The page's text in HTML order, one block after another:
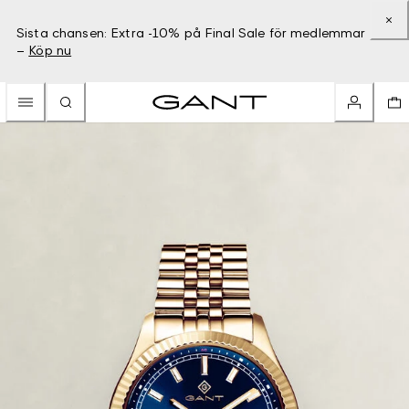
Sista chansen: Extra -10% på Final Sale för medlemmar
– Köp nu